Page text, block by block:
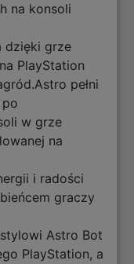
na konsoli
dzięki grze
PlayStation
pełni
w grze
na
i radości
graczy
Astro Bot
PlayStation, a